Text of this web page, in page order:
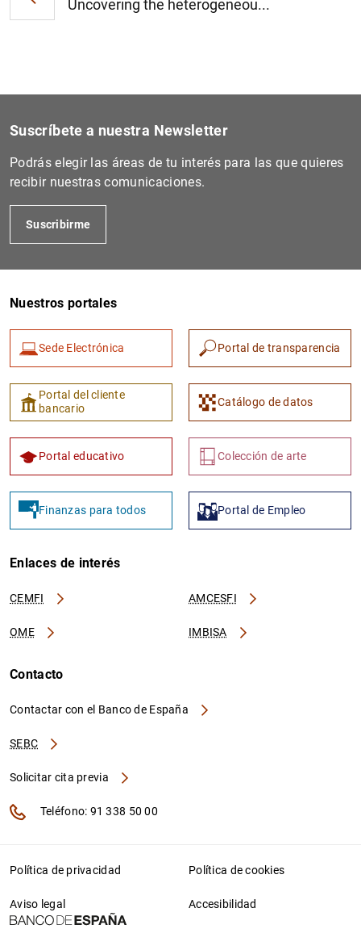
Uncovering the heterogeneou...
Suscríbete a nuestra Newsletter
Podrás elegir las áreas de tu interés para las que quieres
recibir nuestras comunicaciones.
Suscribirme
Nuestros portales
Sede Electrónica Portal de transparencia
Portal del cliente
bancario
Catálogo de datos
Portal educativo Colección de arte
Finanzas para todos Portal de Empleo
Enlaces de interés
CEMFI AMCESFI
OME IMBISA
Contacto
Contactar con el Banco de España
SEBC
Solicitar cita previa
Teléfono: 91 338 50 00
Política de privacidad Política de cookies
Aviso legal Accesibilidad